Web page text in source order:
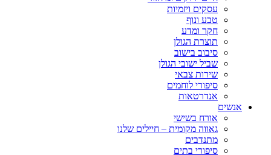
עסקים ויזמיות
טבע ונוף
חקר ומדע
תוצרת הגולן
סיבוב בישוב
שביל ישובי הגולן
שירות צבאי
סיפורי לוחמים
אנדרטאות
אנשים
אורח בשישי
גאווה מקומית – חיילים שלנו
מתנדבים
סיפורי בתים